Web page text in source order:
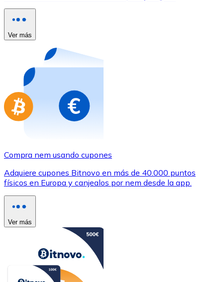
Comprar con tarjeta
Compra tarjetas regalo de tus marcas favoritas con
Ir a la tienda de tarjetas regalo
Ver más
Compra nem usando cupones
Adquiere cupones Bitnovo en más de 40.000 puntos
físicos en Europa y canjealos por nem desde la app.
Ver más